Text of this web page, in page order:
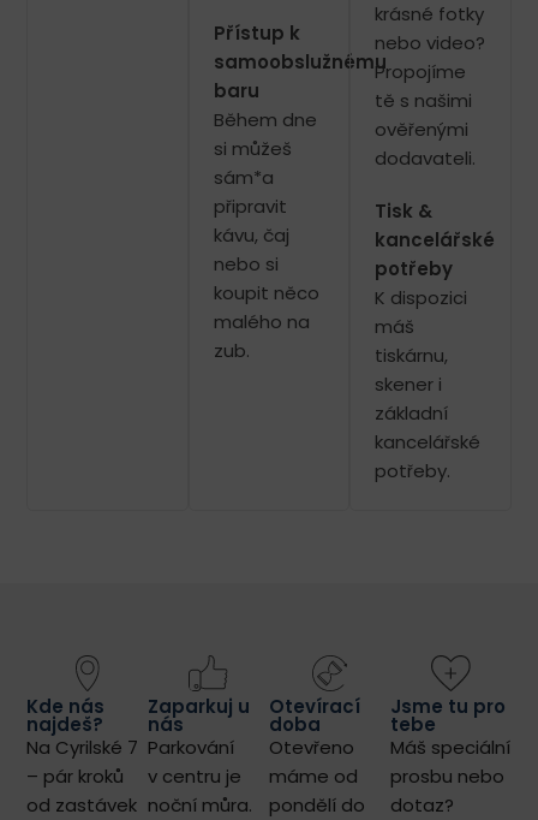
Přístup k
samoobslužnému
baru
Během dne
si můžeš
sám*a
připravit
kávu, čaj
nebo si
koupit něco
malého na
zub.
krásné fotky
nebo video?
Propojíme
tě s našimi
ověřenými
dodavateli.
Tisk &
kancelářské
potřeby
K dispozici
máš
tiskárnu,
skener i
základní
kancelářské
potřeby.
Kde nás
najdeš?
Na Cyrilské 7
– pár kroků
od zastávek
Zaparkuj u
nás
Parkování
v centru je
noční můra.
Otevírací
doba
Otevřeno
máme od
pondělí do
Jsme tu pro
tebe
Máš speciální
prosbu nebo
dotaz?